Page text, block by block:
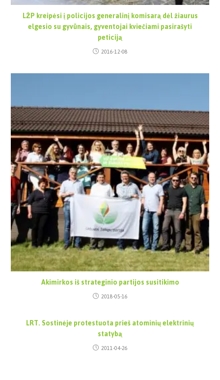
LŽP kreipėsi į policijos generalinį komisarą dėl žiaurus
elgesio su gyvūnais, gyventojai kviečiami pasirašyti
peticiją
2016-12-08
Akimirkos iš strateginio partijos susitikimo
2018-05-16
LRT. Sostinėje protestuota prieš atominių elektrinių
statybą
2011-04-26